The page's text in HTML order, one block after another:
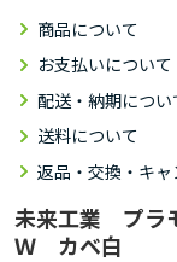
商品について
お支払いについて
配送・納期につい
送料について
返品・交換・キ
未来工業 プ
Ｗ カベ白